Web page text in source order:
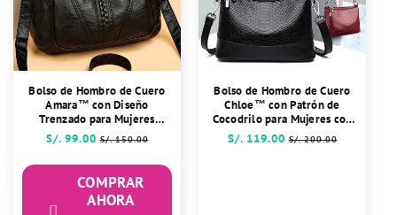
Bolso de Hombro de Cuero
Amara™ con Diseño
Trenzado para Mujeres
Sofisticadas
Precio
S/. 99.00 Precio
S/. 150.00
COMPRAR
AHORA
Bolso de Hombro de Cuero
Chloe™ con Patrón de
Cocodrilo para Mujeres con
Estilo
Precio
S/. 119.00 Precio
S/. 200.00